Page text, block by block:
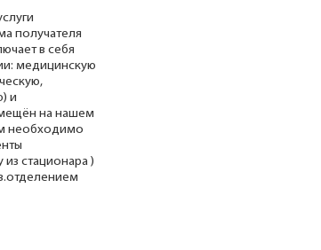
получателя
в себя
медицинскую
и
на нашем
необходимо
стационара )